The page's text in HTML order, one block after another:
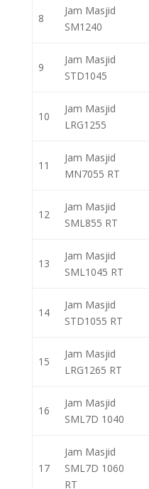
8
Jam Masjid
SM1240
9
Jam Masjid
STD1045
10
Jam Masjid
LRG1255
11
Jam Masjid
MN7055 RT
12
Jam Masjid
SML855 RT
13
Jam Masjid
SML1045 RT
14
Jam Masjid
STD1055 RT
15
Jam Masjid
LRG1265 RT
16
Jam Masjid
SML7D 1040
17
Jam Masjid
SML7D 1060
RT